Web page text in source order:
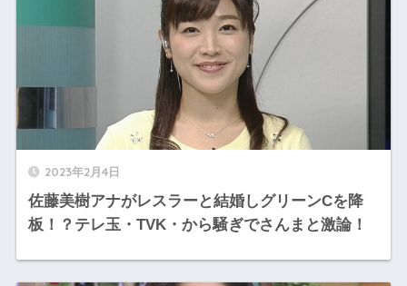
2023年2月4日
佐藤美樹アナがレスラーと結婚しグリーンCを降
板！？テレ玉・TVK・から騒ぎでさんまと激論！